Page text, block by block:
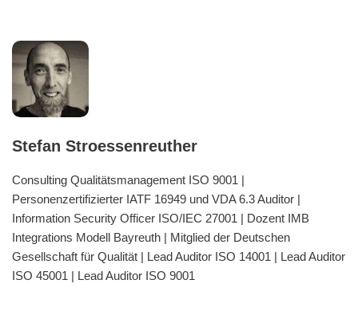
Stefan Stroessenreuther
Consulting Qualitätsmanagement ISO 9001 |
Personenzertifizierter IATF 16949 und VDA 6.3 Auditor |
Information Security Officer ISO/IEC 27001 | Dozent IMB
Integrations Modell Bayreuth | Mitglied der Deutschen
Gesellschaft für Qualität | Lead Auditor ISO 14001 | Lead Auditor
ISO 45001 | Lead Auditor ISO 9001